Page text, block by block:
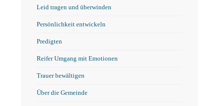
Leid tragen und überwinden
Persönlichkeit entwickeln
Predigten
Reifer Umgang mit Emotionen
Trauer bewältigen
Über die Gemeinde